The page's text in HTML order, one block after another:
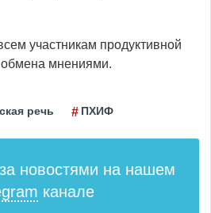
участникам продуктивной
обмена мнениями.
речь ПХИФ
новостями на нашем
канале